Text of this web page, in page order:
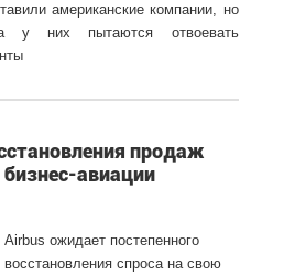
американские компании, но
у них пытаются отвоевать
продаж
авиации
Airbus ожидает постепенного
восстановления спроса на свою